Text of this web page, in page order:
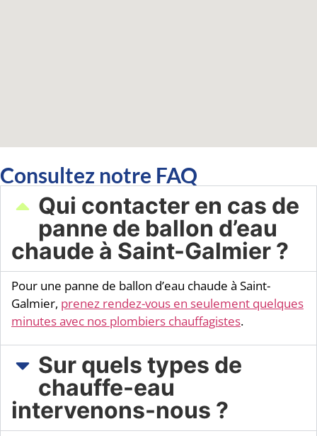
Consultez notre FAQ
Qui contacter en cas de
panne de ballon d’eau
chaude à Saint-Galmier ?
Pour une panne de ballon d’eau chaude à Saint-
Galmier, prenez rendez-vous en seulement quelques
minutes avec nos plombiers chauffagistes.
Sur quels types de
chauffe-eau
intervenons-nous ?​